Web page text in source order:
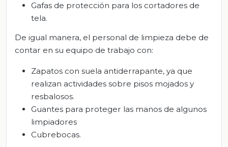
Gafas de protección para los cortadores de
tela.
De igual manera, el personal de limpieza debe de
contar en su equipo de trabajo con:
Zapatos con suela antiderrapante, ya que
realizan actividades sobre pisos mojados y
resbalosos.
Guantes para proteger las manos de algunos
limpiadores
Cubrebocas.